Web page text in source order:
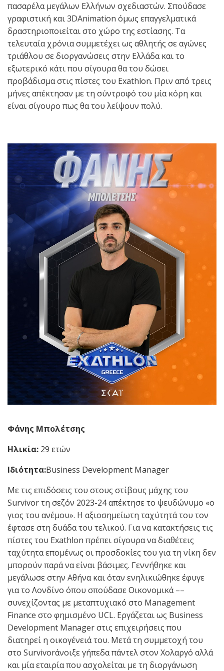
πασαρέλα μεγάλων Ελλήνων σχεδιαστών. Σπούδασε
γραφιστική και 3DAnimation όμως επαγγελματικά
δραστηριοποιείται στο χώρο της εστίασης. Τα
τελευταία χρόνια συμμετέχει ως αθλητής σε αγώνες
τριάθλου σε διοργανώσεις στην Ελλάδα και το
εξωτερικό κάτι που σίγουρα θα του δώσει
προβάδισμα στις πίστες του Exathlon. Πριν από τρεις
μήνες απέκτησαν με τη σύντροφό του μία κόρη και
είναι σίγουρο πως θα του λείψουν πολύ.
Φάνης Μπολέτσης
Ηλικία: 29 ετών
Ιδιότητα:Business Development Manager
Με τις επιδόσεις του στους στίβους μάχης του
Survivor τη σεζόν 2023-24 απέκτησε το ψευδώνυμο «ο
γιος του ανέμου». Η αξιοσημείωτη ταχύτητά του τον
έφτασε στη δυάδα του τελικού. Για να κατακτήσεις τις
πίστες του Exathlon πρέπει σίγουρα να διαθέτεις
ταχύτητα επομένως οι προσδοκίες του για τη νίκη δεν
μπορούν παρά να είναι βάσιμες. Γεννήθηκε και
μεγάλωσε στην Αθήνα και όταν ενηλικιώθηκε έφυγε
για το Λονδίνο όπου σπούδασε Οικονομικά ––
συνεχίζοντας με μεταπτυχιακό στο Management
Finance στο φημισμένο UCL. Εργάζεται ως Business
Development Manager στις επιχειρήσεις που
διατηρεί η οικογένειά του. Μετά τη συμμετοχή του
στο Survivorάνοιξε γήπεδα πάντελ στον Χολαργό αλλά
και μία εταιρία που ασχολείται με τη διοργάνωση